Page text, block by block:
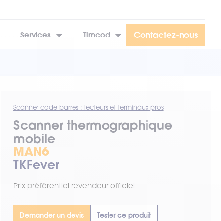
Services Timcod Contactez-nous
Scanner code-barres : lecteurs et terminaux pros
Scanner thermographique
mobile
MAN6
TKFever
Prix préférentiel revendeur officiel
Demander un devis Tester ce produit